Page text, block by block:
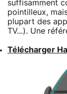
suffisamment
pointilleux,
plupart des
TV...). Une
Télécharger